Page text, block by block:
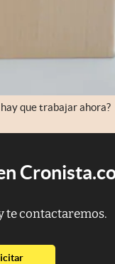
que trabajar ahora?
te contactaremos.
abre en nueva pestaña